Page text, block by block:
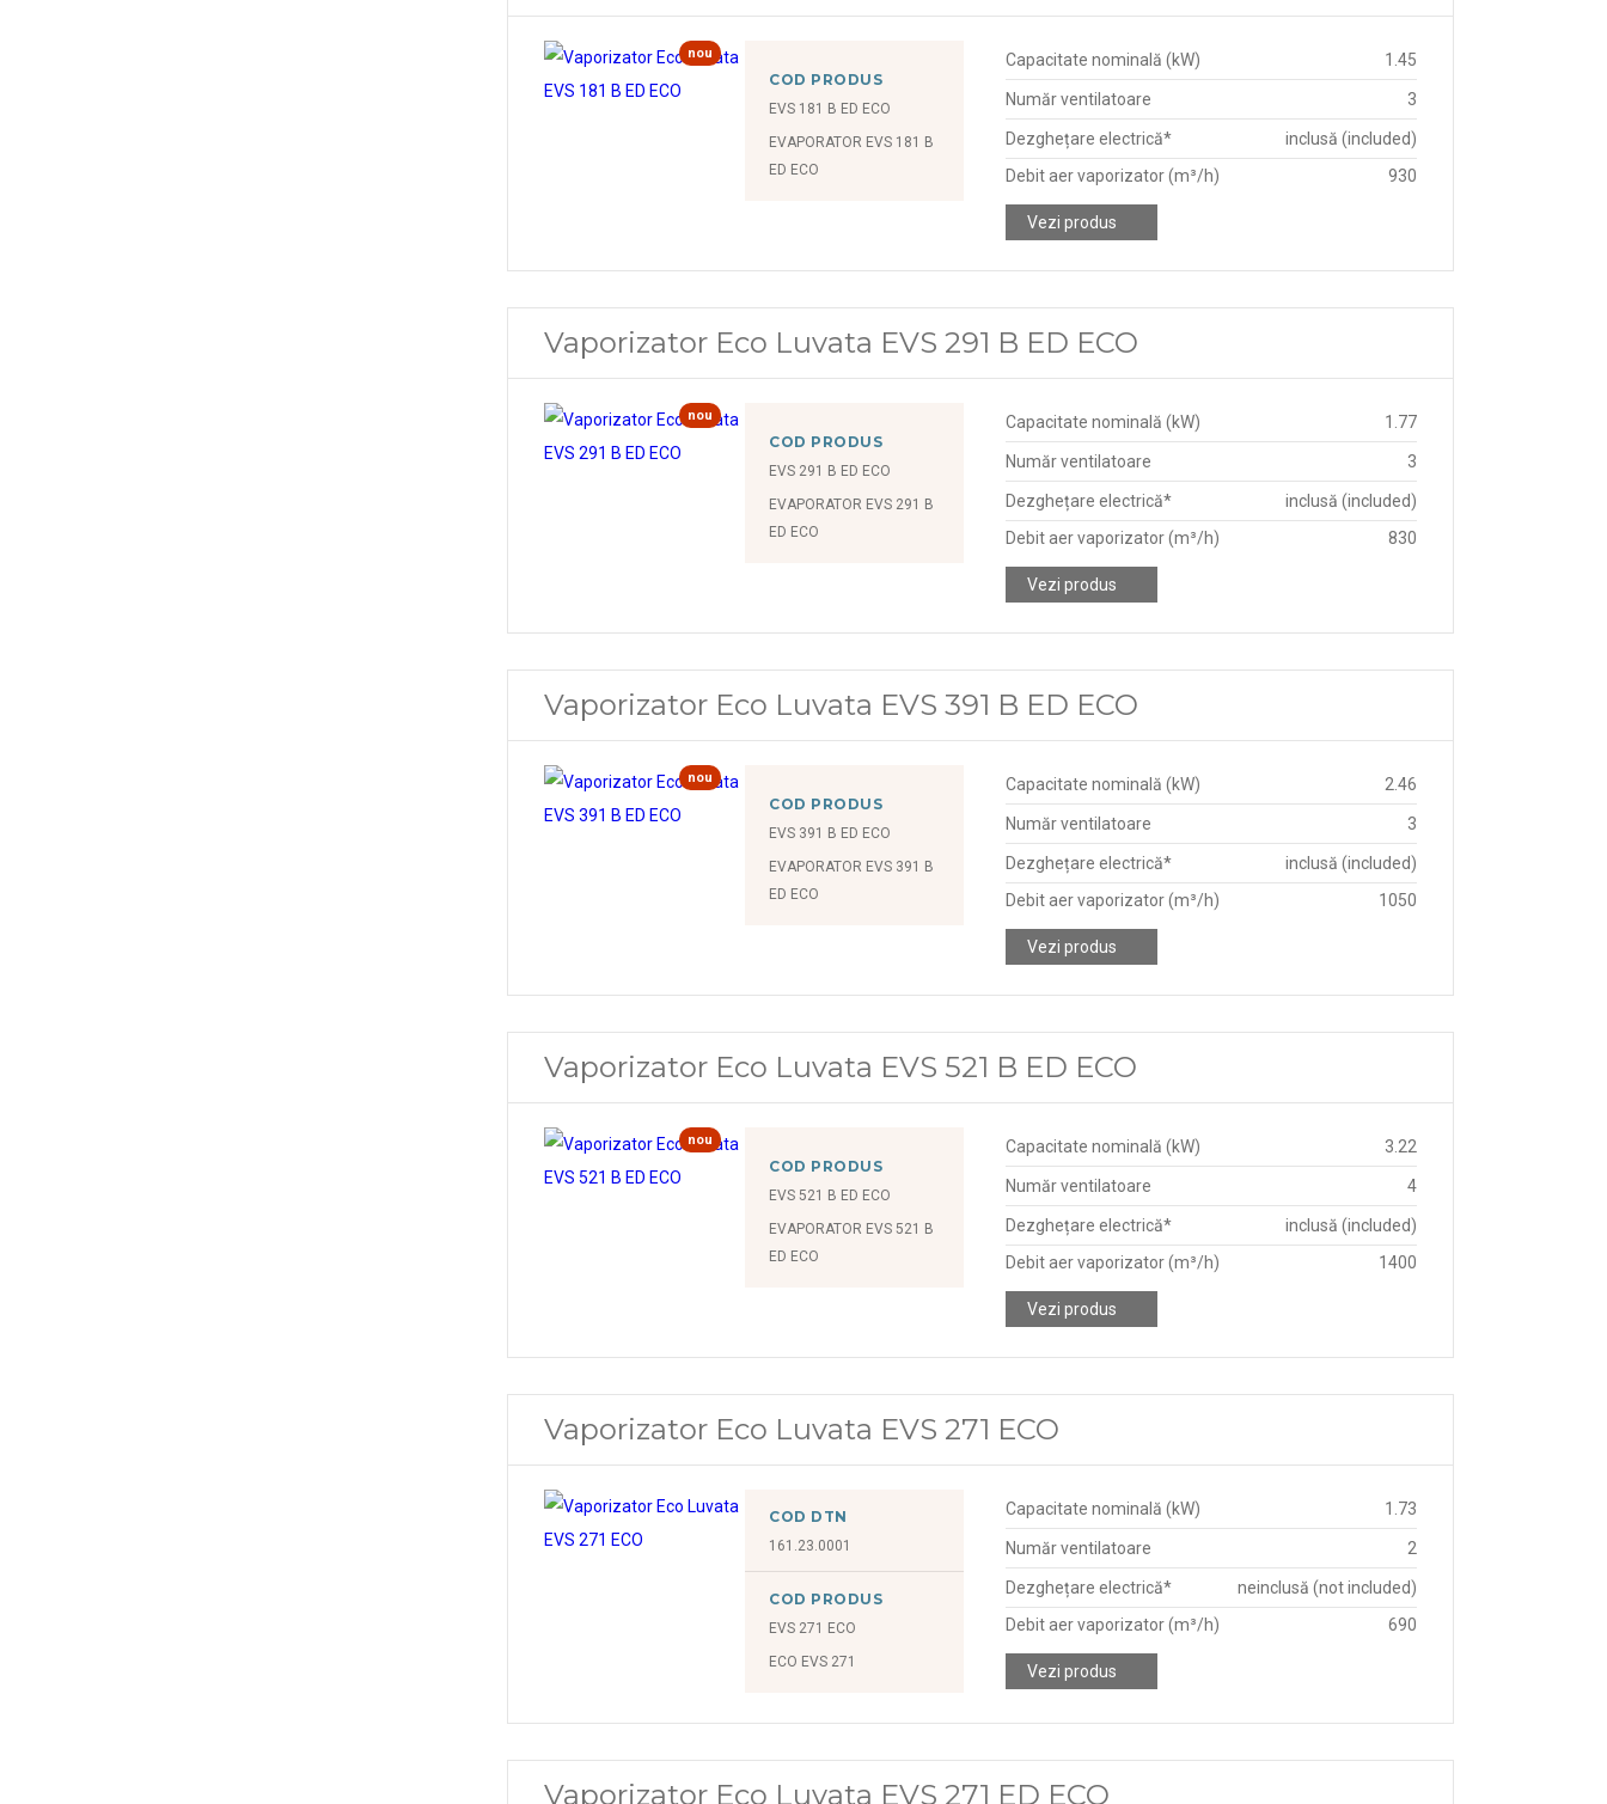
nou
COD PRODUS
EVS 181 B ED ECO
EVAPORATOR EVS 181 B
ED ECO
Capacitate nominală (kW) 1.45
Număr ventilatoare 3
Dezghețare electrică*
inclusă (included)
Debit aer vaporizator (m³/h)
930
Vezi produs
Vaporizator Eco Luvata EVS 291 B ED ECO
nou
COD PRODUS
EVS 291 B ED ECO
EVAPORATOR EVS 291 B
ED ECO
Capacitate nominală (kW) 1.77
Număr ventilatoare 3
Dezghețare electrică*
inclusă (included)
Debit aer vaporizator (m³/h)
830
Vezi produs
Vaporizator Eco Luvata EVS 391 B ED ECO
nou
COD PRODUS
EVS 391 B ED ECO
EVAPORATOR EVS 391 B
ED ECO
Capacitate nominală (kW) 2.46
Număr ventilatoare 3
Dezghețare electrică*
inclusă (included)
Debit aer vaporizator (m³/h)
1050
Vezi produs
Vaporizator Eco Luvata EVS 521 B ED ECO
nou
COD PRODUS
EVS 521 B ED ECO
EVAPORATOR EVS 521 B
ED ECO
Capacitate nominală (kW) 3.22
Număr ventilatoare 4
Dezghețare electrică*
inclusă (included)
Debit aer vaporizator (m³/h)
1400
Vezi produs
Vaporizator Eco Luvata EVS 271 ECO
COD DTN
161.23.0001
COD PRODUS
EVS 271 ECO
ECO EVS 271
Capacitate nominală (kW) 1.73
Număr ventilatoare 2
Dezghețare electrică*
neinclusă (not included)
Debit aer vaporizator (m³/h)
690
Vezi produs
Vaporizator Eco Luvata EVS 271 ED ECO